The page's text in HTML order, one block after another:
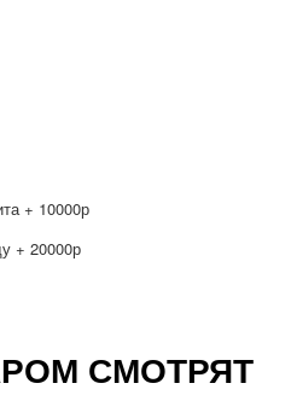
+ 10000р
+ 20000р
СМОТРЯТ